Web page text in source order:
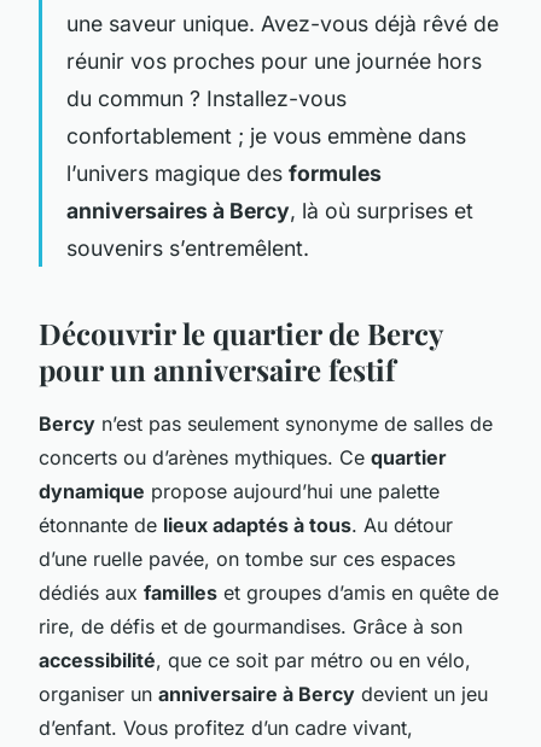
une saveur unique. Avez-vous déjà rêvé de
réunir vos proches pour une journée hors
du commun ? Installez-vous
confortablement ; je vous emmène dans
l’univers magique des formules
anniversaires à Bercy, là où surprises et
souvenirs s’entremêlent.
Découvrir le quartier de Bercy
pour un anniversaire festif
Bercy n’est pas seulement synonyme de salles de
concerts ou d’arènes mythiques. Ce quartier
dynamique propose aujourd’hui une palette
étonnante de lieux adaptés à tous. Au détour
d’une ruelle pavée, on tombe sur ces espaces
dédiés aux familles et groupes d’amis en quête de
rire, de défis et de gourmandises. Grâce à son
accessibilité, que ce soit par métro ou en vélo,
organiser un anniversaire à Bercy devient un jeu
d’enfant. Vous profitez d’un cadre vivant,